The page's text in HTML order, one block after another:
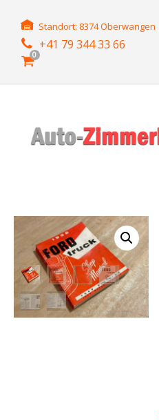
Standort: 8374 Oberwangen
+41 79 344 33 66
0